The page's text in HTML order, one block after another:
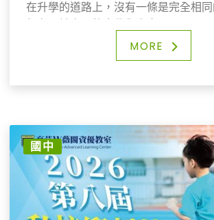
在升學的道路上，沒有一條是完全相
隨著課程與制度的演變，家長與學生常
這是一場專屬於所有高中生與家長的
目前就讀高一、高二或高三，都能在
的重點
✨ 10/25（六）高一性向探索及學群建
這堂課特別為高一同學設計。透過測
分享，協助孩子更認識自己的興趣與
MORE
國中